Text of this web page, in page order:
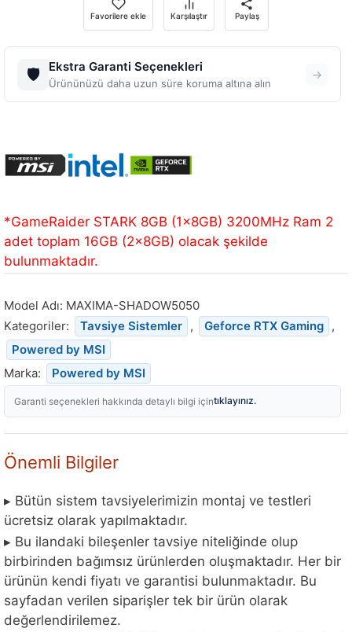
Favorilere ekle Karşılaştır Paylaş
🛡️ Ekstra Garanti Seçenekleri
Ürününüzü daha uzun süre koruma altına alın
→
*GameRaider STARK 8GB (1x8GB) 3200MHz Ram 2
adet toplam 16GB (2x8GB) olacak şekilde
bulunmaktadır.
Model Adı: MAXIMA-SHADOW5050
Kategoriler:
Tavsiye Sistemler , Geforce RTX Gaming ,
Powered by MSI
Marka:
Powered by MSI
Garanti seçenekleri hakkında detaylı bilgi içintıklayınız.
Önemli Bilgiler
▸ Bütün sistem tavsiyelerimizin montaj ve testleri
ücretsiz olarak yapılmaktadır.
▸ Bu ilandaki bileşenler tavsiye niteliğinde olup
birbirinden bağımsız ürünlerden oluşmaktadır. Her bir
ürünün kendi fiyatı ve garantisi bulunmaktadır. Bu
sayfadan verilen siparişler tek bir ürün olarak
değerlendirilemez.